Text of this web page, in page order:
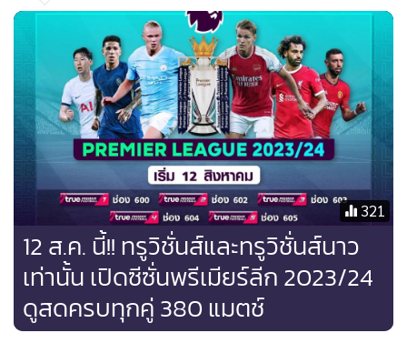
ปัจจุบัน ดอร์ทมุนด์ คุมทัพโดย นูรี ซาฮิน ซึ่งได้กล่าวถึงปีก
อังกฤษวัย 20 ปีรายนี้ว่า "เขาเป็นเด็กที่มีความทะเยอทะยานสูง
มากคนหนึ่ง ซึ่งเราก็คาดหวังกับเขาเอาไว้สูงเช่นกัน ผมได้คุยกับ
เขาบ่่อยครั้งระหว่างซ้อม ซึ่งเจ้าตัวต้องการพัฒนาตัวเองด้วยการ
ยิงและจ่ายให้ได้เยอะๆ"
"แน่นอนว่าฟอร์มของ กิตเทนส์ ก็แสดงให้ทุกคนเห็นแล้วว่าปีนี้
เขามีพัฒนาการก้าวกระโดดแค่ไหน ถือเป็นสิ่งที่ผมคาดหวังจาก
ผู้เล่นของผม โดยเฉพาะอย่างยิ่งหากจะลุกจากม้านั่งสำรองลงมา
เปลี่ยนเกมเขาก็เป็นตัวเลือกแรกๆ" กุนซือ "เสือเหลือง" ทิ้งท้าย
ถือว่าโชคดีไม่น้อยสำหรับทัพ "สิงโตคำราม" อังกฤษ ที่มีเพชรเม็ด
321
12 ส.ค. นี้!! ทรูวิชั่นส์และทรูวิชั่นส์นาว
เท่านั้น เปิดซีซั่นพรีเมียร์ลีก 2023/24
ดูสดครบทุกคู่ 380 แมตช์